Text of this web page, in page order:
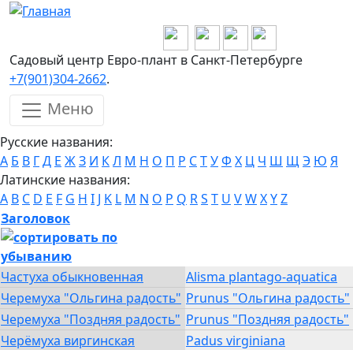
Перейти к основному содержанию
Садовый центр Евро-плант в Санкт-Петербурге
+7(901)304-2662.
Меню
Русские названия:
А Б В ГД Е ЖЗ И КЛ М Н О П Р СТУФ Х Ц Ч Ш ЩЭ Ю Я
Латинские названия:
A B C D E F G H I J K L M N O P Q RS T U VWXYZ
Заголовок
Частуха обыкновенная
Alisma plantago-aquatica
Черемуха "Ольгина радость" Prunus "Ольгина радость"
Черемуха "Поздняя радость" Prunus "Поздняя радость"
Черёмуха виргинская
Padus virginiana